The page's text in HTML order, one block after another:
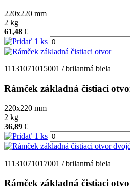
220x220 mm
2 kg
61,48 €
11131071015001 / brilantná biela
Rámček základná čistiaci
220x220 mm
2 kg
36,89 €
11131071017001 / brilantná biela
Rámček základná čistiaci